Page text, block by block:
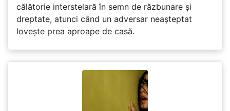
călătorie interstelară în semn de răzbunare și
dreptate, atunci când un adversar neașteptat
lovește prea aproape de casă.